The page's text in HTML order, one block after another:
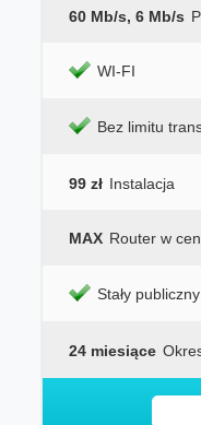
60 Mb/s, 6 Mb/s
WI-FI
Bez limitu
99 zł Instalacja
MAX Router w
Stały
24 miesiące